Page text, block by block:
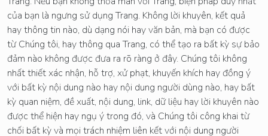
của bạn là ngưng sử dụng Trang. Không lời khuyên, kết quả
hay thông tin nào, dù dạng nói hay văn bản, mà bạn có được
từ Chúng tôi, hay thông qua Trang, có thể tạo ra bất kỳ sự bảo
đảm nào không được đưa ra rõ ràng ở đây. Chúng tôi không
nhất thiết xác nhận, hỗ trợ, xử phạt, khuyến khích hay đồng ý
với bất kỳ nội dung nào hay nội dung người dùng nào, hay bất
kỳ quan niệm, đề xuất, nội dung, link, dữ liệu hay lời khuyên nào
được thể hiện hay ngụ ý trong đó, và Chúng tôi công khai từ
chối bất kỳ và mọi trách nhiệm liên kết với nội dung người